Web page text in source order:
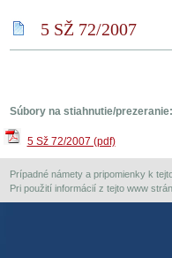
5 SŽ 72/2007
Súbory na stiahnutie/prezeranie:
5 Sž 72/2007 (pdf)
Prípadné námety a pripomienky k
Pri použití informácií z tejto www